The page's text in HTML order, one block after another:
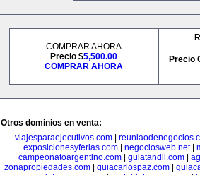
COMPRAR AHORA
Precio $5,500.00
COMPRAR AHORA
Precio
Otros dominios en venta:
viajesparaejecutivos.com|
exposicionesyferias.com
negociosweb.net|
campeonatoargentino.com| guiatandil.com|
zonapropiedades.com
guiacarlospaz.com